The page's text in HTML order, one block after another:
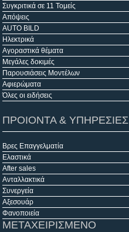
Συγκριτικά σε 11 Τομείς
Απόψεις
AUTO BILD
Ηλεκτρικά
Αγοραστικά θέματα
Μεγάλες δοκιμές
Παρουσιάσεις Μοντέλων
Αφιερώματα
Όλες οι ειδήσεις
ΠΡΟΙΟΝΤΑ & ΥΠΗΡΕΣΙΕΣ
Βρες Επαγγελματία
Ελαστικά
After sales
Ανταλλακτικά
Συνεργεία
Αξεσουάρ
Φανοποιεία
ΜΕΤΑΧΕΙΡΙΣΜΕΝΟ